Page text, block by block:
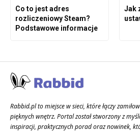
Co to jest adres
rozliczeniowy Steam?
Podstawowe informacje
Jak
Rabbid.pl to miejsce w sieci, które łączy
pięknych wnętrz. Portal został stworzony z
inspiracji, praktycznych porad oraz nowinek,